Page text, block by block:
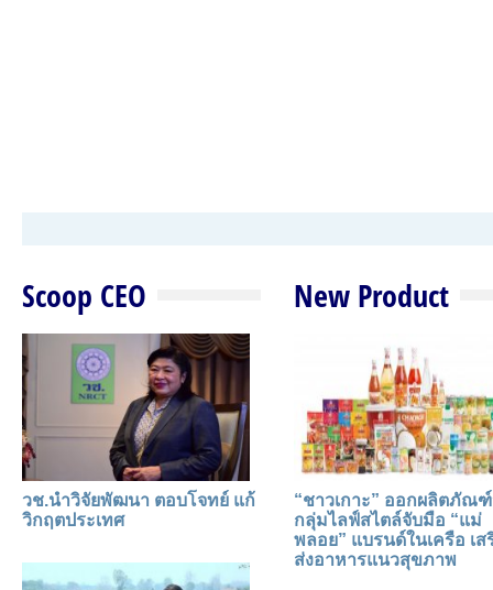
Scoop CEO
วช.นำวิจัยพัฒนา ตอบโจทย์ แก้
วิกฤตประเทศ
New Product
“ชาวเกาะ” ออกผลิตภัณ
กลุ่มไลฟ์สไตล์จับมือ “แม่
พลอย” แบรนด์ในเครือ เ
ส่งอาหารแนวสุขภาพ